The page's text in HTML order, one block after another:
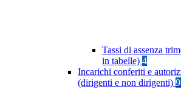
Tassi di assenza
in tabelle) 4
Incarichi conferiti e
(dirigenti e non dirigenti)